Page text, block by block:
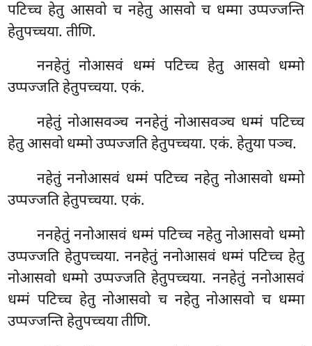
पटिच्च हेतु आसवो च नहेतु आसवो च धम्मा उप्पज्जन्ति
हेतुपच्चया. तीणि.
ननहेतुंनोआसवं धम्मं पटिच्च हेतु आसवो धम्मो
उप्पज्जति हेतुपच्चया. एकं.
नहेतुं नोआसवञ्च ननहेतुं नोआसवञ्च धम्मं पटिच्च
हेतु आसवो धम्मो उप्पज्जति हेतुपच्चया. एकं. हेतुया पञ्च.
नहेतुं ननोआसवं धम्मं पटिच्च नहेतु नोआसवो धम्मो
उप्पज्जति हेतुपच्चया. एकं.
ननहेतुं ननोआसवं धम्मं पटिच्च नहेतु नोआसवो धम्मो
उप्पज्जति हेतुपच्चया. ननहेतुं ननोआसवं धम्मं पटिच्च हेतु
नोआसवो धम्मो उप्पज्जति हेतुपच्चया. ननहेतुं ननोआसवं
धम्मं पटिच्च हेतु नोआसवो च नहेतु नोआसवो च धम्मा
उप्पज्जन्ति हेतुपच्चया तीणि.